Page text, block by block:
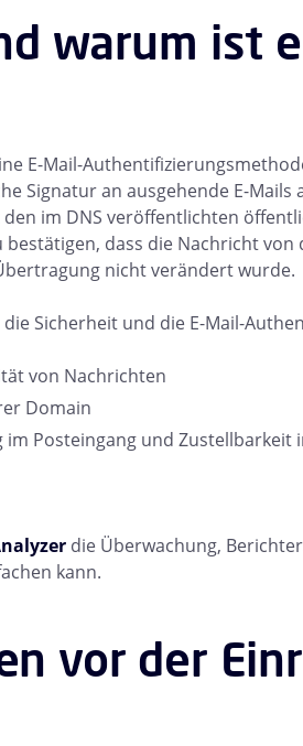
warum ist
E-Mail-
Signatur an ausgehende E-Mails
im DNS veröffentlichten
dass die Nachricht von
nicht verändert wurde.
Sicherheit und die E-Mail-
von Nachrichten
Domain
Posteingang und Zustellbarkeit
die Überwachung,
kann.
vor der